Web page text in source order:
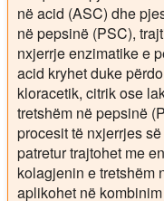
në acid (ASC) dhe
në pepsinë (PSC),
nxjerrje enzimatike e
acid kryhet duke
kloracetik, citrik ose
tretshëm në pepsinë
procesit të nxjerrjes
patretur trajtohet me
kolagjenin e tretshëm
aplikohet në